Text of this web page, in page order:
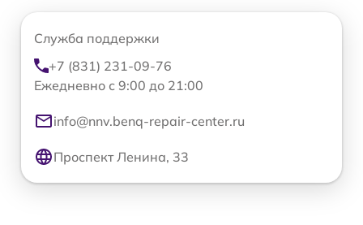
Служба поддержки
+7 (831) 231-09-76
Ежедневно с 9:00 до 21:00
info@nnv.benq-repair-center.ru
Проспект Ленина, 33